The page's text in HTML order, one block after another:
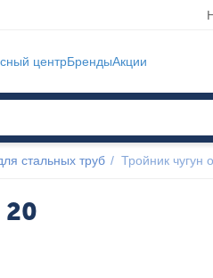
центрБрендыАкции
стальных труб / Тройник чугун
20